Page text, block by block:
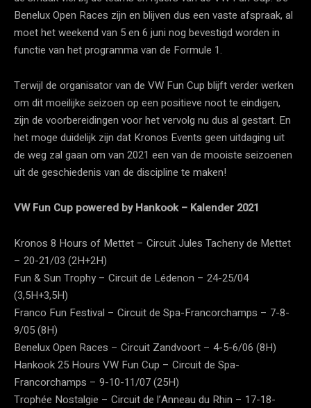
Benelux Open Races zijn en blijven dus een vaste afspraak, al
moet het weekend van 5 en 6 juni nog bevestigd worden in
functie van het programma van de Formule 1.
Terwijl de organisator van de VW Fun Cup blijft verder werken
om dit moeilijke seizoen op een positieve noot te eindigen,
zijn de voorbereidingen voor het vervolg nu dus al gestart. En
het moge duidelijk zijn dat Kronos Events geen uitdaging uit
de weg zal gaan om van 2021 een van de mooiste seizoenen
uit de geschiedenis van de discipline te maken!
VW Fun Cup powered by Hankook – Kalender 2021
Kronos 8 Hours of Mettet – Circuit Jules Tacheny de Mettet
– 20-21/03 (2H+2H)
Fun & Sun Trophy – Circuit de Lédenon – 24-25/04
(3,5H+3,5H)
Franco Fun Festival – Circuit de Spa-Francorchamps – 7-8-
9/05 (8H)
Benelux Open Races – Circuit Zandvoort – 4-5-6/06 (8H)
Hankook 25 Hours VW Fun Cup – Circuit de Spa-
Francorchamps – 9-10-11/07 (25H)
Trophée Nostalgie – Circuit de l’Anneau du Rhin – 17-18-